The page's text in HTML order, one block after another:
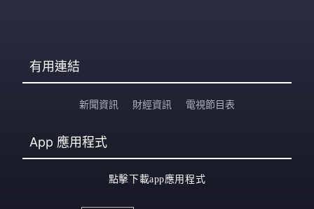
有用連結
新聞資訊 財經資訊 電視節目表
App 應用程式
點擊下載app應用程式